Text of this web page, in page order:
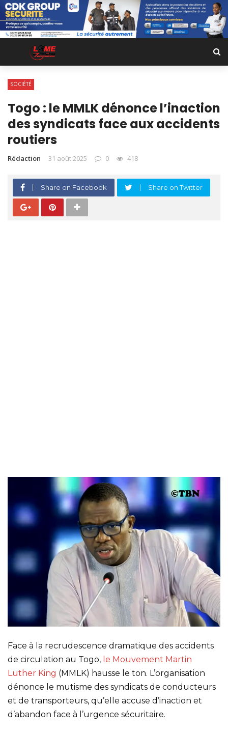
SOCIÉTÉ
Togo : le MMLK dénonce l’inaction
des syndicats face aux accidents
routiers
Rédaction 31 août 2025 0 418
Share on Facebook Share on Twitter
Face à la recrudescence dramatique des accidents
de circulation au Togo, le Mouvement Martin
Luther King (MMLK) hausse le ton. L’organisation
dénonce le mutisme des syndicats de conducteurs
et de transporteurs, qu’elle accuse d’inaction et
d’abandon face à l’urgence sécuritaire.